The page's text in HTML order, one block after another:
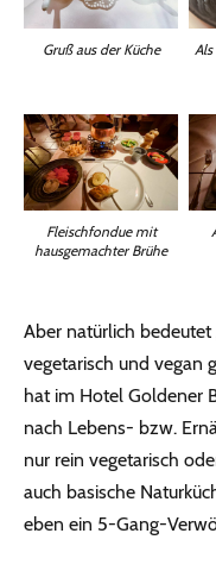
Gruß aus der Küche
Fleischfondue mit
hausgemachter Brühe
Aber natürlich bedeutet
vegetarisch und vegan
hat im Hotel Goldener
nach Lebens- bzw.
nur rein vegetarisch
auch basische
eben ein 5-Gang-